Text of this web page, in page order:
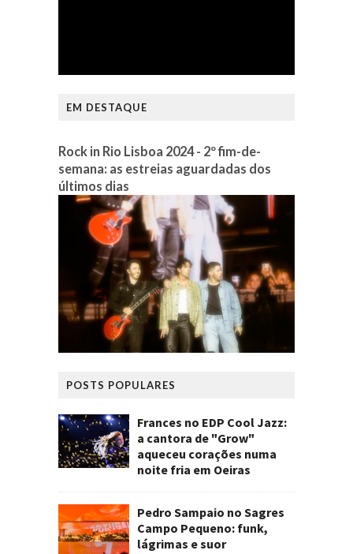
EM DESTAQUE
Rock in Rio Lisboa 2024 - 2º fim-de-
semana: as estreias aguardadas dos
últimos dias
POSTS POPULARES
Frances no EDP Cool Jazz:
a cantora de "Grow"
aqueceu corações numa
noite fria em Oeiras
Pedro Sampaio no Sagres
Campo Pequeno: funk,
lágrimas e suor